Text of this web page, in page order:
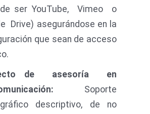
ser YouTube, Vimeo o
Drive) asegurándose en la
que sean de acceso
o de asesoría en
Soporte
descriptivo, de no